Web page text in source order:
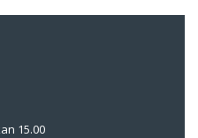
15.00